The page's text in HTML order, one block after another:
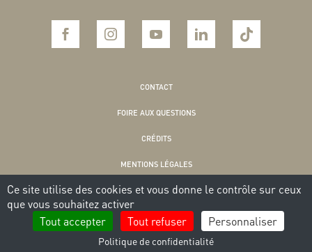
CONTACT
FOIRE AUX QUESTIONS
CRÉDITS
MENTIONS LÉGALES
POLITIQUE DE CONFIDENTIALITÉ
COOKIES
Ce site utilise des cookies et vous donne le contrôle sur ceux
que vous souhaitez activer
Tout accepter
Tout refuser Personnaliser
Politique de confidentialité